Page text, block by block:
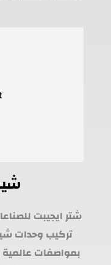
شتر ايجيبت
تركيب وحدات
بمواصفات